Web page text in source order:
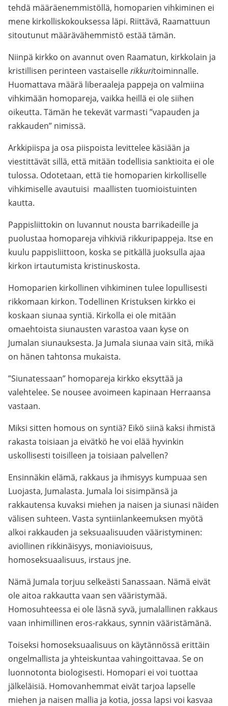
tehdä määräenemmistöllä, homoparien vihkiminen ei
mene kirkolliskokouksessa läpi. Riittävä, Raamattuun
sitoutunut määrävähemmistö estää tämän.
Niinpä kirkko on avannut oven Raamatun, kirkkolain ja
kristillisen perinteen vastaisellerikkuritoiminnalle.
Huomattava määrä liberaaleja pappeja on valmiina
vihkimään homopareja, vaikka heillä ei ole siihen
oikeutta. Tämän he tekevät varmasti ”vapauden ja
rakkauden” nimissä.
Arkkipiispa ja osa piispoista levittelee käsiään ja
viestittävät sillä, että mitään todellisia sanktioita ei ole
tulossa. Odotetaan, että tie homoparien kirkolliselle
vihkimiselle avautuisi maallisten tuomioistuinten
kautta.
Pappisliittokin on luvannut nousta barrikadeille ja
puolustaa homopareja vihkiviä rikkuripappeja. Itse en
kuulu pappisliittoon, koska se pitkällä juoksulla ajaa
kirkon irtautumista kristinuskosta.
Homoparien kirkollinen vihkiminen tulee lopullisesti
rikkomaan kirkon. Todellinen Kristuksen kirkko ei
koskaan siunaa syntiä. Kirkolla ei ole mitään
omaehtoista siunausten varastoa vaan kyse on
Jumalan siunauksesta. Ja Jumala siunaa vain sitä, mikä
on hänen tahtonsa mukaista.
”Siunatessaan” homopareja kirkko eksyttää ja
valehtelee. Se nousee avoimeen kapinaan Herraansa
vastaan.
Miksi sitten homous on syntiä? Eikö siinä kaksi ihmistä
rakasta toisiaan ja eivätkö he voi elää hyvinkin
uskollisesti toisilleen ja toisiaan palvellen?
Ensinnäkin elämä, rakkaus ja ihmisyys kumpuaa sen
Luojasta, Jumalasta. Jumala loi sisimpänsä ja
rakkautensa kuvaksi miehen ja naisen ja siunasi näiden
välisen suhteen. Vasta syntiinlankeemuksen myötä
alkoi rakkauden ja seksuaalisuuden vääristyminen:
aviollinen rikkinäisyys, moniavioisuus,
homoseksuaalisuus, irstaus jne.
Nämä Jumala torjuu selkeästi Sanassaan. Nämä eivät
ole aitoa rakkautta vaan sen vääristymää.
Homosuhteessa ei ole läsnä syvä, jumalallinen rakkaus
vaan inhimillinen eros-rakkaus, synnin vääristämänä.
Toiseksi homoseksuaalisuus on käytännössä erittäin
ongelmallista ja yhteiskuntaa vahingoittavaa. Se on
luonnotonta biologisesti. Homopari ei voi tuottaa
jälkeläisiä. Homovanhemmat eivät tarjoa lapselle
miehen ja naisen mallia ja kotia, jossa lapsi voi kasvaa